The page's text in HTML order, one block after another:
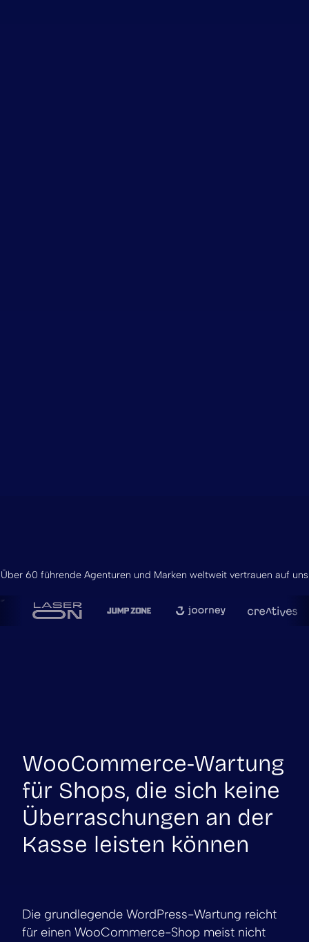
Über 60 führende Agenturen und Marken weltweit vertrauen auf uns
WooCommerce-Wartung
für Shops, die sich keine
Überraschungen an der
Kasse leisten können
Die grundlegende WordPress-Wartung reicht
für einen WooCommerce-Shop meist nicht